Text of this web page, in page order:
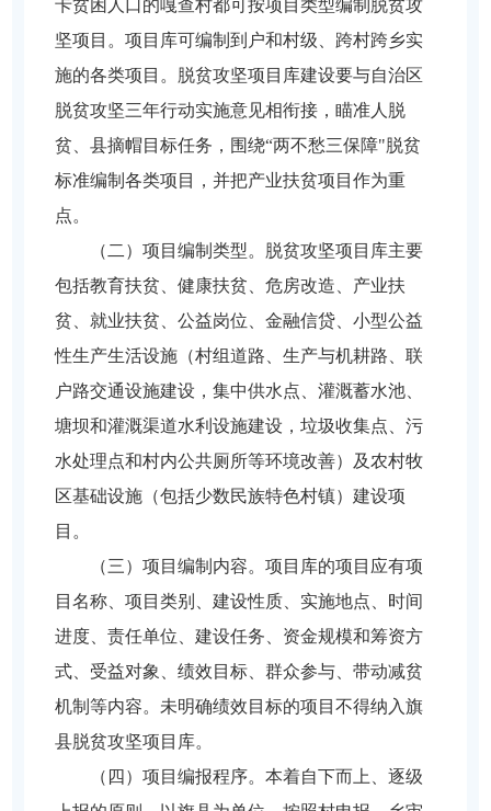
卡贫困人口的嘎查村都可按项目类型编制脱贫攻
坚项目。项目库可编制到户和村级、跨村跨乡实
施的各类项目。脱贫攻坚项目库建设要与自治区
脱贫攻坚三年行动实施意见相衔接，瞄准人脱
贫、县摘帽目标任务，围绕“两不愁三保障"脱贫
标准编制各类项目，并把产业扶贫项目作为重
点。
（二）项目编制类型。脱贫攻坚项目库主要
包括教育扶贫、健康扶贫、危房改造、产业扶
贫、就业扶贫、公益岗位、金融信贷、小型公益
性生产生活设施（村组道路、生产与机耕路、联
户路交通设施建设，集中供水点、灌溉蓄水池、
塘坝和灌溉渠道水利设施建设，垃圾收集点、污
水处理点和村内公共厕所等环境改善）及农村牧
区基础设施（包括少数民族特色村镇）建设项
目。
（三）项目编制内容。项目库的项目应有项
目名称、项目类别、建设性质、实施地点、时间
进度、责任单位、建设任务、资金规模和筹资方
式、受益对象、绩效目标、群众参与、带动减贫
机制等内容。未明确绩效目标的项目不得纳入旗
县脱贫攻坚项目库。
（四）项目编报程序。本着自下而上、逐级